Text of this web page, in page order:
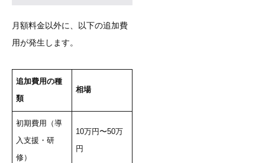
月額料金以外に、以下の追加費
用が発生します。
追加費用の種
類
相場
初期費用（導
入支援・研
修）
10万円〜50万
円